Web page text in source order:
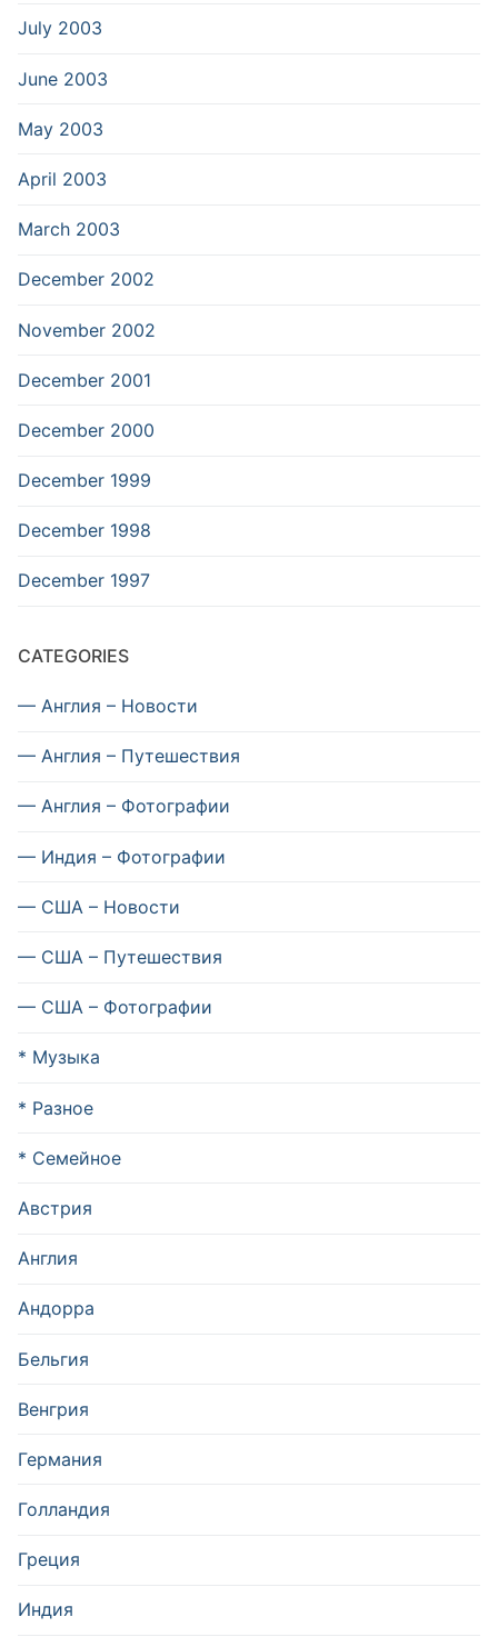
July 2003
June 2003
May 2003
April 2003
March 2003
December 2002
November 2002
December 2001
December 2000
December 1999
December 1998
December 1997
CATEGORIES
— Англия – Новости
— Англия – Путешествия
— Англия – Фотографии
— Индия – Фотографии
— США – Новости
— США – Путешествия
— США – Фотографии
* Музыка
* Разное
* Семейное
Австрия
Англия
Андорра
Бельгия
Венгрия
Германия
Голландия
Греция
Индия